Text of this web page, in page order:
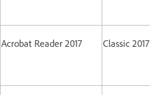
Acrobat Reader 2017 Classic 2017